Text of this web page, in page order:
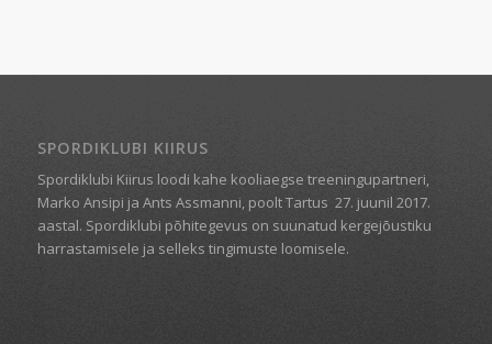
SPORDIKLUBI KIIRUS
Spordiklubi Kiirus loodi kahe kooliaegse treeningupartneri,
Marko Ansipi ja Ants Assmanni, poolt Tartus 27. juunil 2017.
aastal. Spordiklubi põhitegevus on suunatud kergejõustiku
harrastamisele ja selleks tingimuste loomisele.